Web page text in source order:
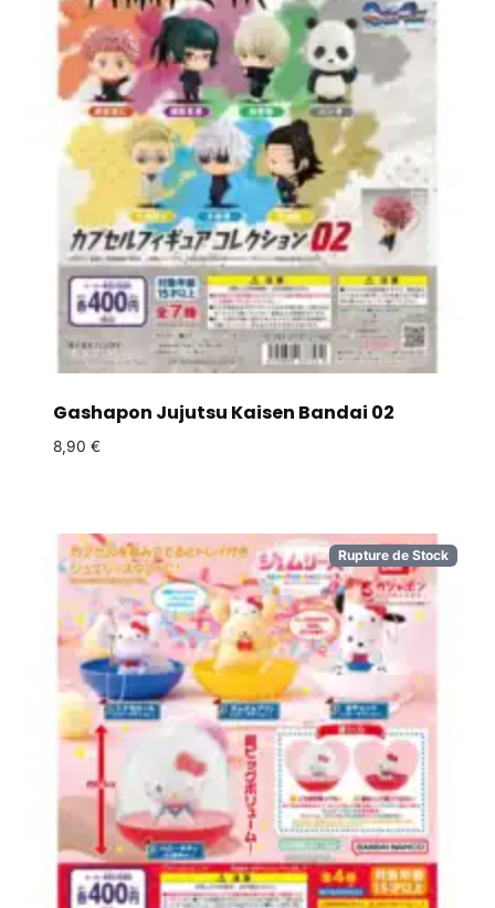
Gashapon Jujutsu Kaisen Bandai 02
8,90 €
Rupture de Stock